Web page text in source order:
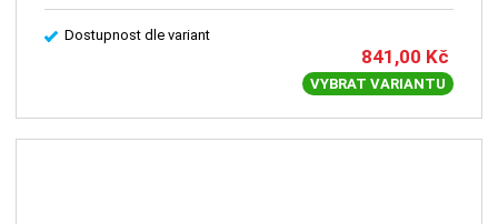
Dostupnost dle variant
841,00 Kč
VYBRAT VARIANTU